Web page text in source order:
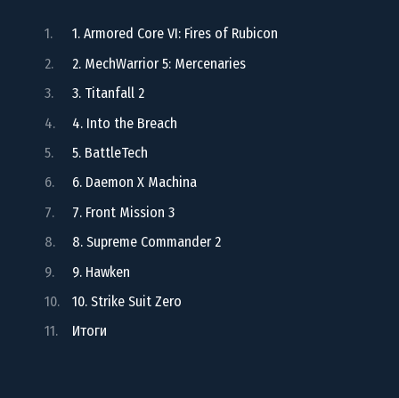
1. Armored Core VI: Fires of Rubicon
2. MechWarrior 5: Mercenaries
3. Titanfall 2
4. Into the Breach
5. BattleTech
6. Daemon X Machina
7. Front Mission 3
8. Supreme Commander 2
9. Hawken
10. Strike Suit Zero
Итоги